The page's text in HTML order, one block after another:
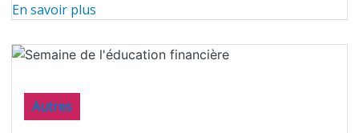
En savoir plus
Autres